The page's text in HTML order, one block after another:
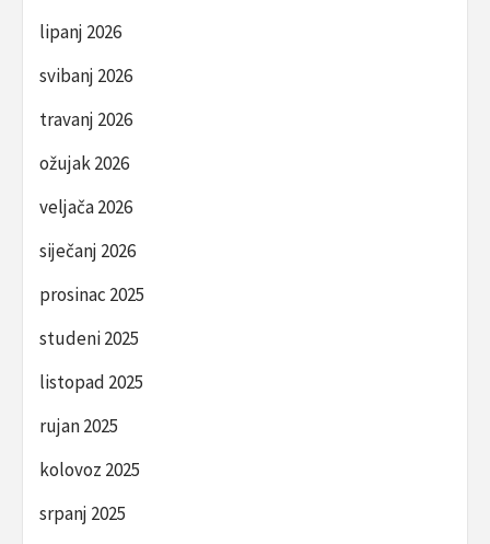
lipanj 2026
svibanj 2026
travanj 2026
ožujak 2026
veljača 2026
siječanj 2026
prosinac 2025
studeni 2025
listopad 2025
rujan 2025
kolovoz 2025
srpanj 2025